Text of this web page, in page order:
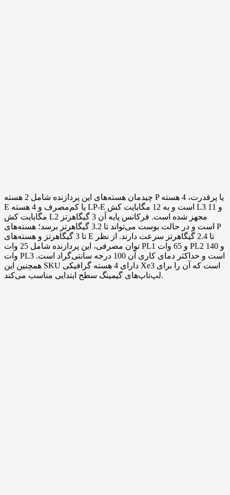
چیدمان هسته‌های این پردازنده شامل 2 هسته P یا پرقدرت، 4 هسته
E یا کم‌مصرف و 4 هسته LP-E است و به 12 مگابایت کش L3 و 11
مگابایت کش L2 مجهز شده است. فرکانس پایه آن 3 گیگاهرتز
است و در حالت بوست می‌تواند تا 3.2 گیگاهرتز برسد؛ هسته‌های P
تا 3 گیگاهرتز و هسته‌های E تا 2.4 گیگاهرتز سرعت دارند. از نظر
توان مصرفی، این پردازنده شامل 25 وات PL1 و 65 وات PL2 و 140
وات PL3 است و حداکثر دمای کاری آن 100 درجه سانتی‌گراد است.
همچنین این SKU دارای 4 هسته گرافیکی Xe3 است که آن را برای
لپ‌تاپ‌های گیمینگ سطح ابتدایی مناسب می‌کند.